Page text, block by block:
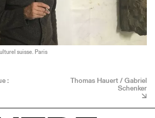
suisse. Paris
: Thomas Hauert / Gabriel
Schenker